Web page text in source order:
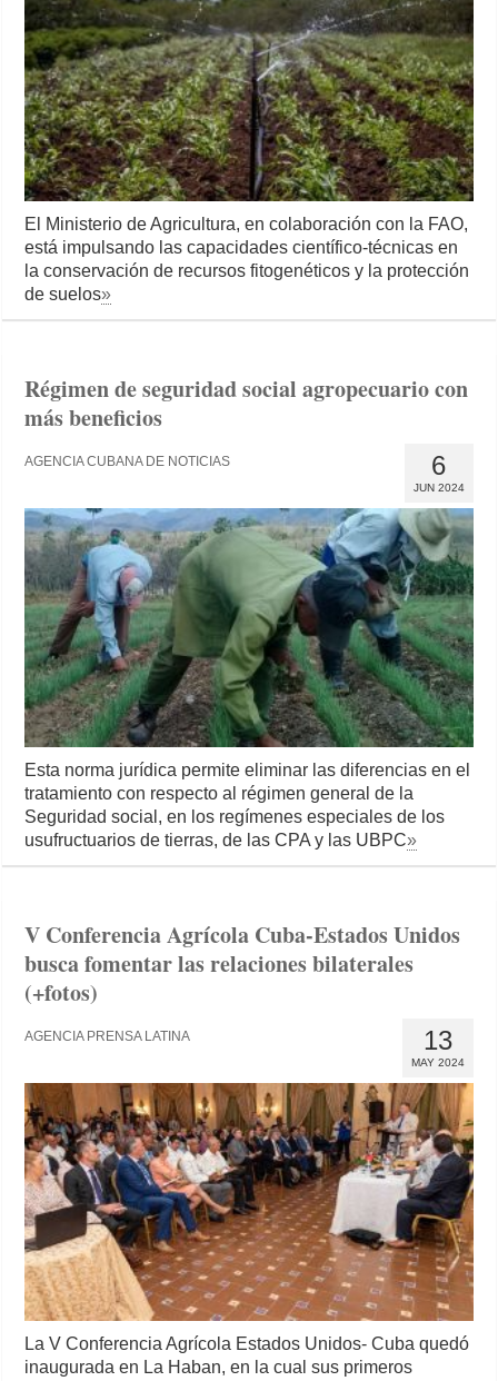
El Ministerio de Agricultura, en colaboración con la FAO,
está impulsando las capacidades científico-técnicas en
la conservación de recursos fitogenéticos y la protección
de suelos»
Régimen de seguridad social agropecuario con
más beneficios
6
JUN 2024
AGENCIA CUBANA DE NOTICIAS
Esta norma jurídica permite eliminar las diferencias en el
tratamiento con respecto al régimen general de la
Seguridad social, en los regímenes especiales de los
usufructuarios de tierras, de las CPA y las UBPC»
V Conferencia Agrícola Cuba-Estados Unidos
busca fomentar las relaciones bilaterales
(+fotos)
13
MAY 2024
AGENCIA PRENSA LATINA
La V Conferencia Agrícola Estados Unidos- Cuba quedó
inaugurada en La Haban, en la cual sus primeros